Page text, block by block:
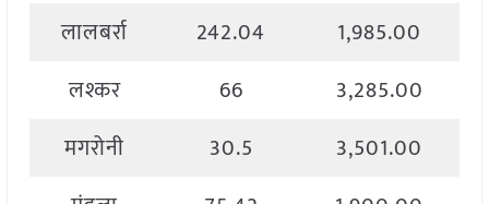
लालबर्रा
242.04
1,985.00
लश्कर
66
3,285.00
मगरोनी
30.5
3,501.00